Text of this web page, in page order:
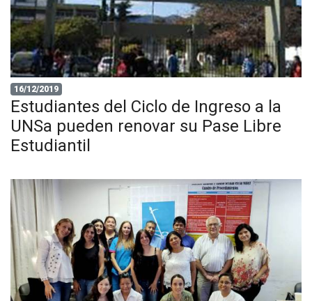
16/12/2019
Estudiantes del Ciclo de Ingreso a la
UNSa pueden renovar su Pase Libre
Estudiantil